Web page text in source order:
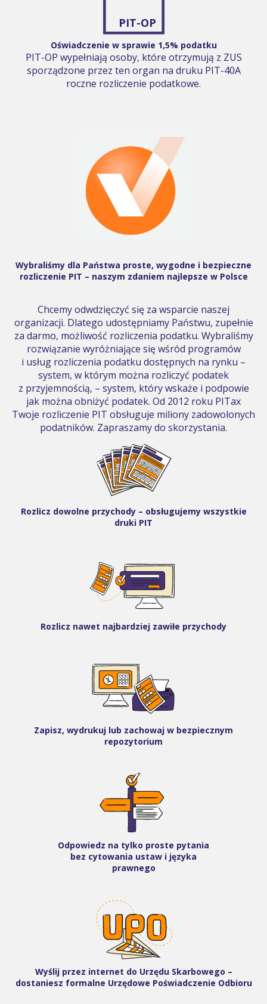
PIT-OP
Oświadczenie w sprawie 1,5% podatku
PIT-OP wypełniają osoby, które otrzymują z ZUS
sporządzone przez ten organ na druku PIT-40A
roczne rozliczenie podatkowe.
Wybraliśmy dla Państwa proste, wygodne i bezpieczne
rozliczenie PIT – naszym zdaniem najlepsze w Polsce
Chcemy odwdzięczyć się za wsparcie naszej
organizacji. Dlatego udostępniamy Państwu, zupełnie
za darmo, możliwość rozliczenia podatku. Wybraliśmy
rozwiązanie wyróżniające się wśród programów
i usług rozliczenia podatku dostępnych na rynku –
system, w którym można rozliczyć podatek
z przyjemnością, – system, który wskaże i podpowie
jak można obniżyć podatek. Od 2012 roku PITax
Twoje rozliczenie PIT obsługuje miliony zadowolonych
podatników. Zapraszamy do skorzystania.
Rozlicz dowolne przychody – obsługujemy wszystkie
druki PIT
Rozlicz nawet najbardziej zawiłe przychody
Zapisz, wydrukuj lub zachowaj w bezpiecznym
repozytorium
Odpowiedz na tylko proste pytania
bez cytowania ustaw i języka
prawnego
Wyślij przez internet do Urzędu Skarbowego –
dostaniesz formalne Urzędowe Poświadczenie Odbioru